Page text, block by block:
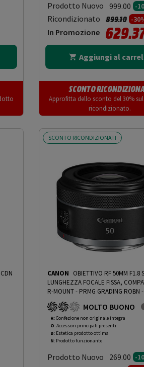
Prodotto Nuovo 999.00 -
Ricondizionato Prezzo
899.10a-
In Promozione
Aggiungi al
SCONTO
Approfitta dello sconto del 30%
ricondizionato.
SCONTO RICONDIZIONATI
CANON OBIETTIVO RF 50MM F1.8
LUNGHEZZA FOCALE FISSA,
R-MOUNT - PRMG GRADING ROBN
PRMG GRADING ROBN - 10%
MOLTO BUONO
R: Confezione non originale integra
O: Accessori principali presenti
B: Estetica prodotto ottima
N: Prodotto funzionante
Prodotto Nuovo 269.00 -